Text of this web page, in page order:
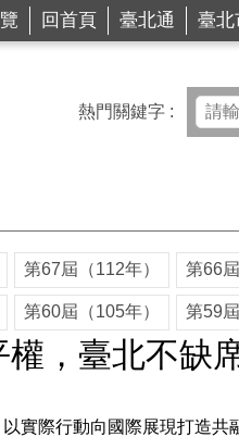
回首頁 臺北通 臺北
熱門關鍵字
第67屆（112年） 第66
第60屆（105年） 第59
，臺北不缺
實際行動向國際展現打造